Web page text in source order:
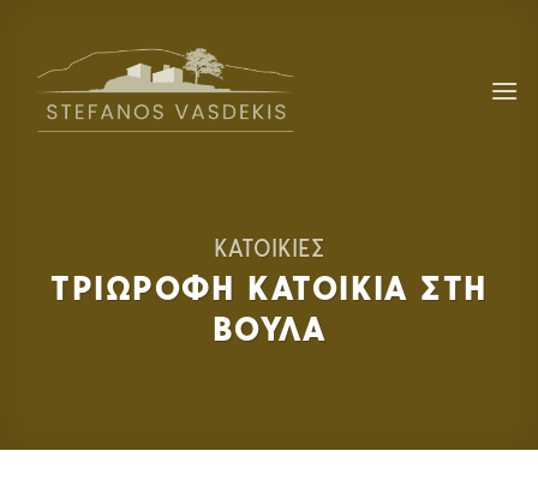
content
ΚΑΤΟΙΚΙΕΣ
ΤΡΙΩΡΟΦΗ ΚΑΤΟΙΚΙΑ ΣΤΗ
ΒΟΥΛΑ